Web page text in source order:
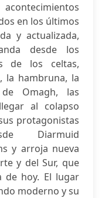
en los últimos
y actualizada,
desde los
de los celtas,
la hambruna, la
Omagh, las
al colapso
protagonistas
Diarmuid
y arroja nueva
y del Sur, que
de hoy. El lugar
moderno y su